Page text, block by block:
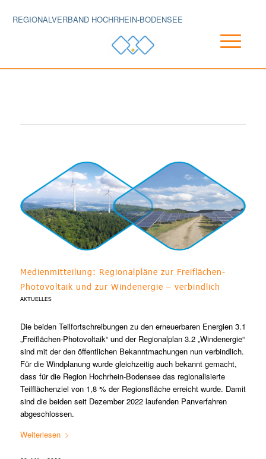
REGIONALVERBAND HOCHRHEIN-BODENSEE
Medienmitteilung: Regionalpläne zur Freiflächen-
Photovoltaik und zur Windenergie – verbindlich
AKTUELLES
Die beiden Teilfortschreibungen zu den erneuerbaren Energien 3.1
„Freiflächen-Photovoltaik“ und der Regionalplan 3.2 „Windenergie“
sind mit der den öffentlichen Bekanntmachungen nun verbindlich.
Für die Windplanung wurde gleichzeitig auch bekannt gemacht,
dass für die Region Hochrhein-Bodensee das regionalisierte
Teilflächenziel von 1,8 % der Regionsfläche erreicht wurde. Damit
sind die beiden seit Dezember 2022 laufenden Panverfahren
abgeschlossen.
Weiterlesen